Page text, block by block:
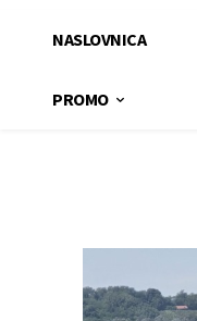
NASLOVNICA
PROMO